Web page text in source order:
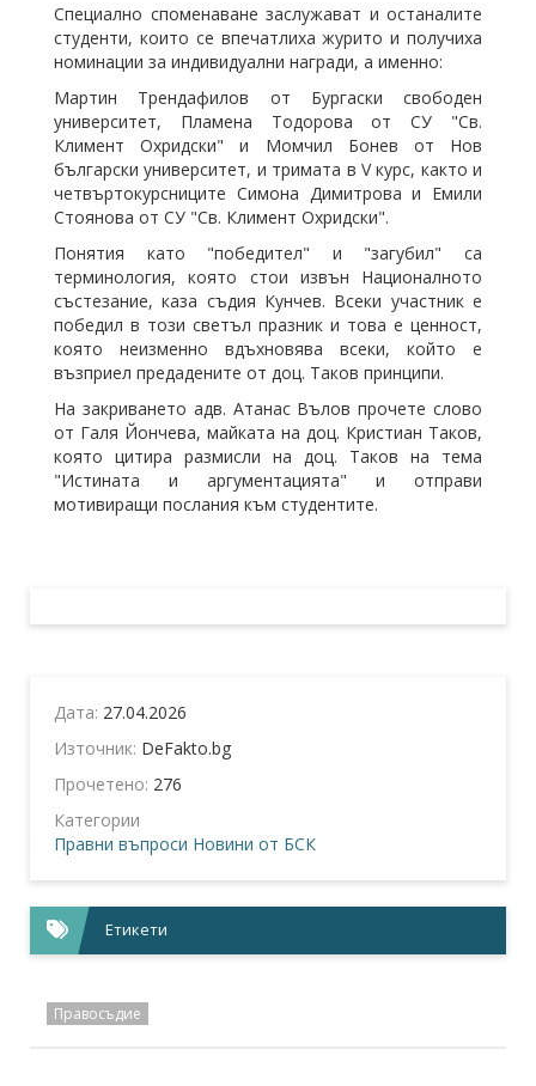
Специално споменаване заслужават и останалите
студенти, които се впечатлиха журито и получиха
номинации за индивидуални награди, а именно:
Мартин Трендафилов от Бургаски свободен
университет, Пламена Тодорова от СУ "Св.
Климент Охридски" и Момчил Бонев от Нов
български университет, и тримата в V курс, както и
четвъртокурсниците Симона Димитрова и Емили
Стоянова от СУ "Св. Климент Охридски".
Понятия като "победител" и "загубил" са
терминология, която стои извън Националното
състезание, каза съдия Кунчев. Всеки участник е
победил в този светъл празник и това е ценност,
която неизменно вдъхновява всеки, който е
възприел предадените от доц. Таков принципи.
На закриването адв. Атанас Вълов прочете слово
от Галя Йончева, майката на доц. Кристиан Таков,
която цитира размисли на доц. Таков на тема
"Истината и аргументацията" и отправи
мотивиращи послания към студентите.
Дата: 27.04.2026
Източник: DeFakto.bg
Прочетено: 276
Категории
Правни въпроси Новини от БСК
Етикети
Правосъдие